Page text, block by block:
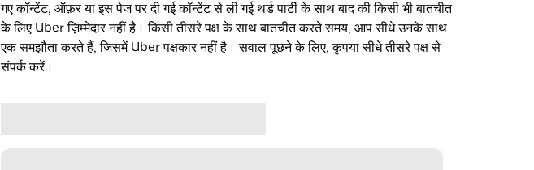
गए कॉन्टेंट, ऑफ़र या इस पेज पर दी गई कॉन्टेंट से ली गई थर्ड पार्टी के साथ बाद की किसी भी बातचीत
के लिए Uber ज़िम्मेदार नहीं है। किसी तीसरे पक्ष के साथ बातचीत करते समय, आप सीधे उनके साथ
एक समझौता करते हैं, जिसमें Uber पक्षकार नहीं है। सवाल पूछने के लिए, कृपया सीधे तीसरे पक्ष से
संपर्क करें।